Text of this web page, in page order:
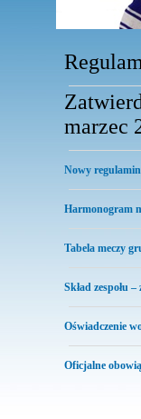
marzec
Nowy
Harmonogram
Tabela meczy
Skład zespołu
Oświadczenie
Oficjalne